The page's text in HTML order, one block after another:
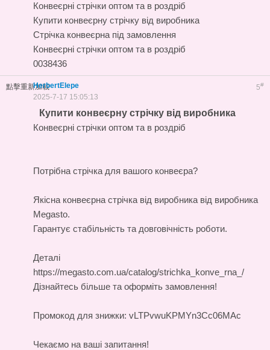
Конвеєрні стрічки оптом та в роздріб
Купити конвеєрну стрічку від виробника
Стрічка конвеєрна під замовлення
Конвеєрні стрічки оптом та в роздріб
0038436
點擊重新加載 5#
HerbertElepe
2025-7-17 15:05:13
Купити конвеєрну стрічку від виробника
Конвеєрні стрічки оптом та в роздріб
Потрібна стрічка для вашого конвеєра?
Якісна конвеєрна стрічка від виробника від виробника
Megasto.
Гарантує стабільність та довговічність роботи.
Деталі
https://megasto.com.ua/catalog/strichka_konve_rna_/
Дізнайтесь більше та оформіть замовлення!
Промокод для знижки: vLTPvwuKPMYn3Cc06MAc
Чекаємо на ваші запитання!